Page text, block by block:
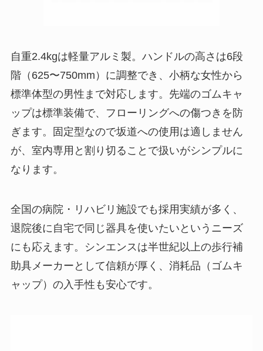
自重2.4kgは軽量アルミ製。ハンドルの高さは6段
階（625〜750mm）に調整でき、小柄な女性から
標準体型の男性まで対応します。先端のゴムキャ
ップは標準装備で、フローリングへの傷つきを防
ぎます。固定型なので坂道への使用は適しません
が、室内専用と割り切ることで扱いがシンプルに
なります。
全国の病院・リハビリ施設でも採用実績が多く、
退院後に自宅で同じ器具を使いたいというニーズ
にも応えます。シンエンスは半世紀以上の歩行補
助具メーカーとして信頼が厚く、消耗品（ゴムキ
ャップ）の入手性も安心です。